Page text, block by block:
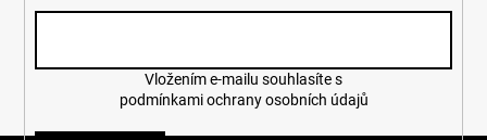
podmínkami ochrany osobních údajů